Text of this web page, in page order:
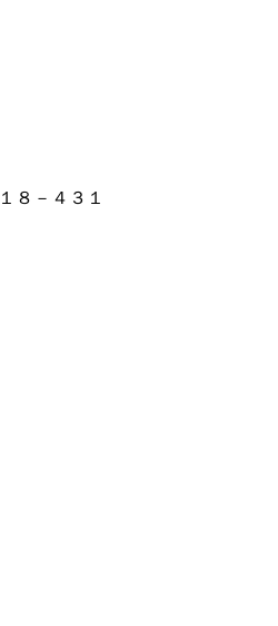
８－４３１